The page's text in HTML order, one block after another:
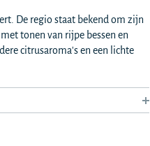
De regio staat bekend om zijn
tonen van rijpe bessen en
citrusaroma's en een lichte